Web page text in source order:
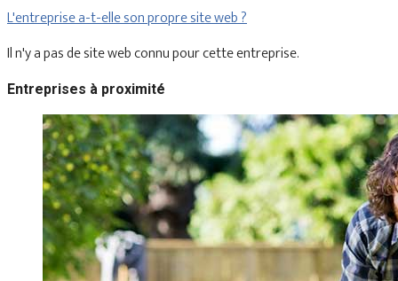
L'entreprise a-t-elle son propre site web ?
Il n'y a pas de site web connu pour cette entreprise.
Entreprises à proximité